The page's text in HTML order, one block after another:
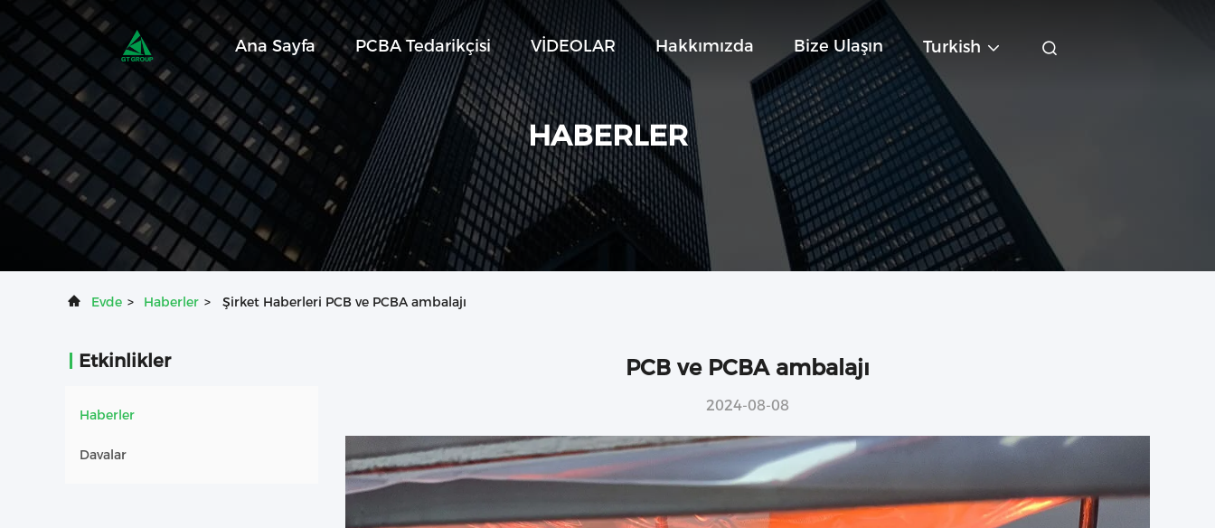
Ana Sayfa PCBA Tedarikçisi VİDEOLAR Hakkımızda Bize Ulaşın Turkish
HABERLER
Evde > Haberler > Şirket Haberleri PCB ve PCBA ambalajı
Etkinlikler
Haberler
Davalar
PCB ve PCBA ambalajı
2024-08-08